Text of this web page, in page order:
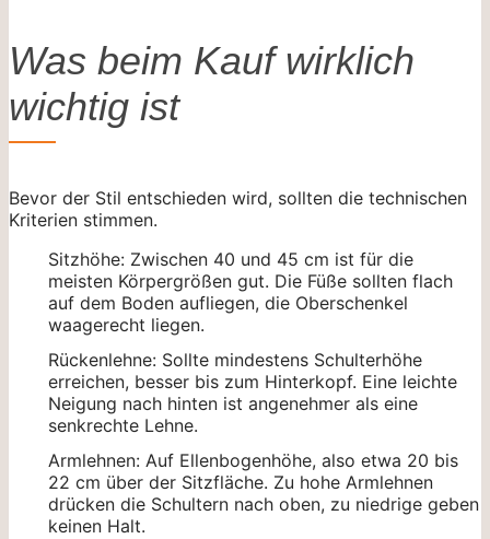
Was beim Kauf wirklich
wichtig ist
Bevor der Stil entschieden wird, sollten die technischen
Kriterien stimmen.
Sitzhöhe: Zwischen 40 und 45 cm ist für die
meisten Körpergrößen gut. Die Füße sollten flach
auf dem Boden aufliegen, die Oberschenkel
waagerecht liegen.
Rückenlehne: Sollte mindestens Schulterhöhe
erreichen, besser bis zum Hinterkopf. Eine leichte
Neigung nach hinten ist angenehmer als eine
senkrechte Lehne.
Armlehnen: Auf Ellenbogenhöhe, also etwa 20 bis
22 cm über der Sitzfläche. Zu hohe Armlehnen
drücken die Schultern nach oben, zu niedrige geben
keinen Halt.